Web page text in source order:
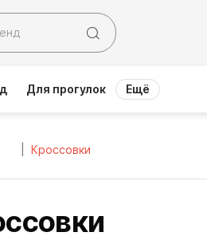
Для прогулок Ещё
Кроссовки